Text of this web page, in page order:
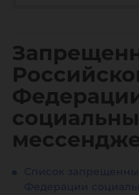
Список
Федерации